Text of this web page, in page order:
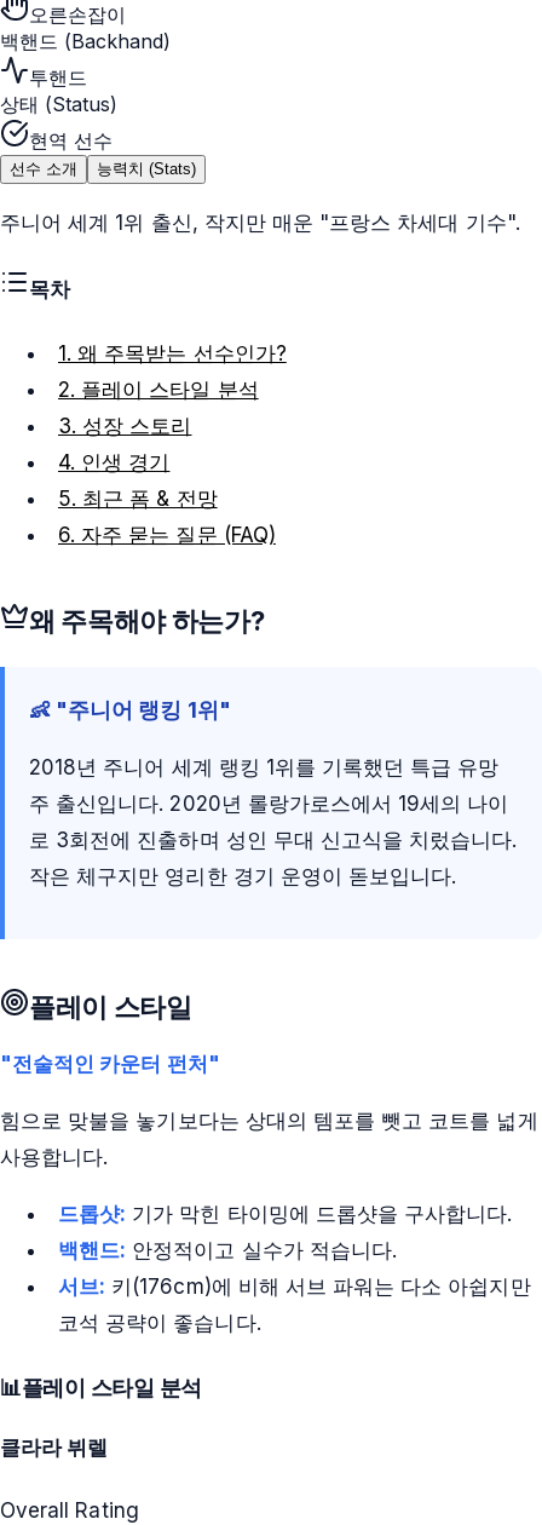
오른손잡이
백핸드 (Backhand)
투핸드
상태 (Status)
현역 선수
선수 소개 능력치 (Stats)
주니어 세계 1위 출신, 작지만 매운 "프랑스 차세대 기수".
목차
1. 왜 주목받는 선수인가?
2. 플레이 스타일 분석
3. 성장 스토리
4. 인생 경기
5. 최근 폼 & 전망
6. 자주 묻는 질문 (FAQ)
왜 주목해야 하는가?
👶 "주니어 랭킹 1위"
2018년 주니어 세계 랭킹 1위를 기록했던 특급 유망
주 출신입니다. 2020년 롤랑가로스에서 19세의 나이
로 3회전에 진출하며 성인 무대 신고식을 치렀습니다.
작은 체구지만 영리한 경기 운영이 돋보입니다.
플레이 스타일
"전술적인 카운터 펀처"
힘으로 맞불을 놓기보다는 상대의 템포를 뺏고 코트를 넓게
사용합니다.
드롭샷: 기가 막힌 타이밍에 드롭샷을 구사합니다.
백핸드: 안정적이고 실수가 적습니다.
서브: 키(176cm)에 비해 서브 파워는 다소 아쉽지만
코석 공략이 좋습니다.
📊플레이 스타일 분석
클라라 뷔렐
Overall Rating